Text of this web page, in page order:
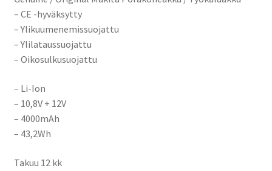
– CE -hyväksytty
– Ylikuumenemissuojattu
– Ylilataussuojattu
– Oikosulkusuojattu
– Li-Ion
– 10,8V + 12V
– 4000mAh
– 43,2Wh
Takuu 12 kk